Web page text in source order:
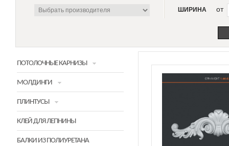
ШИРИНА от
ПОТОЛОЧНЫЕ КАРНИЗЫ
МОЛДИНГИ
ПЛИНТУСЫ
КЛЕЙ ДЛЯ ЛЕПНИНЫ
БАЛКИ ИЗ ПОЛИУРЕТАНА